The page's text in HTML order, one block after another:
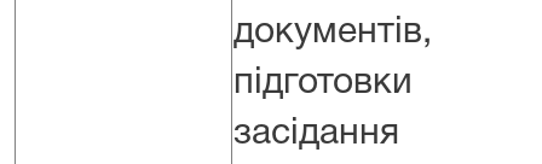
документів,
підготовки
засідання